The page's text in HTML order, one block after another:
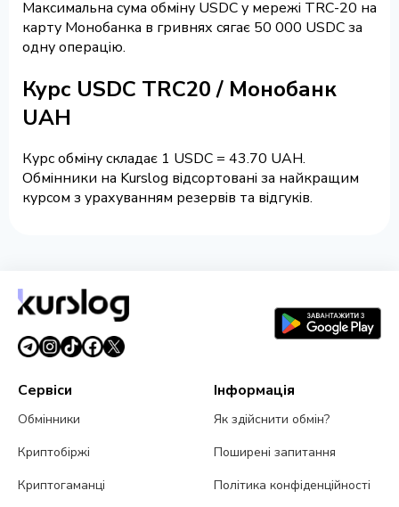
Максимальна сума обміну USDC у мережі TRC-20 на
карту Монобанка в гривнях сягає 50 000 USDC за
одну операцію.
Курс USDC TRC20 / Монобанк
UAH
Курс обміну складає 1 USDC = 43.70 UAH.
Обмінники на Kurslog відсортовані за найкращим
курсом з урахуванням резервів та відгуків.
Сервіси
Обмінники
Криптобіржі
Криптогаманці
Інформація
Як здійснити обмін?
Поширені запитання
Політика конфіденційності